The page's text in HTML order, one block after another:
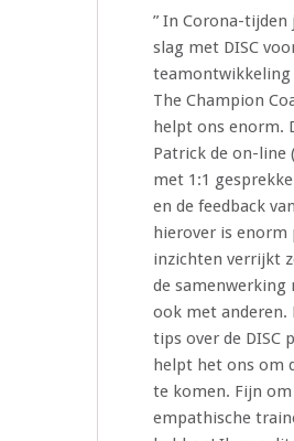
” In Corona-
slag met DISC
The Champion
helpt ons enorm.
Patrick de on-line
met 1:1
en de feedback
hierover is enorm
inzichten verrijkt
de samenwerking
ook met anderen.
tips over de DISC
helpt het ons om
te komen. Fijn om
empathische